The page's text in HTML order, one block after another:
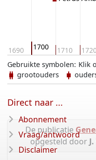
1690 1700 1710
Klik
Gebruikte symbolen:
grootouders
De publicatie
opgesteld door
Direct naar ...
Abonnement
Vraag/antwoord
Disclaimer